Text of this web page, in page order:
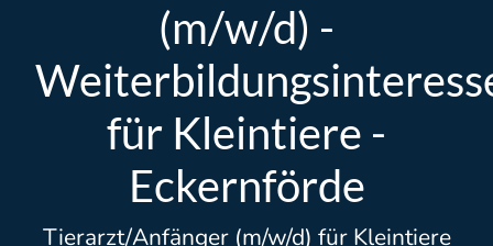
(m/w/d) -
für Kleintiere -
Eckernförde
Tierarzt/Anfänger (m/w/d) für Kleintiere